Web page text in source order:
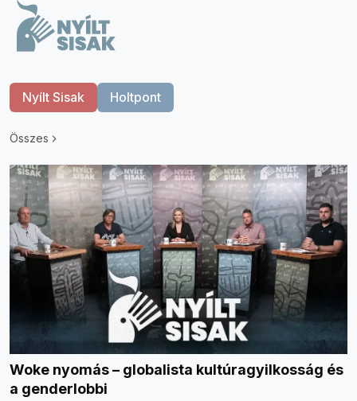
Nyílt Sisak Holtpont
Összes
Woke nyomás – globalista kultúragyilkosság és
a genderlobbi